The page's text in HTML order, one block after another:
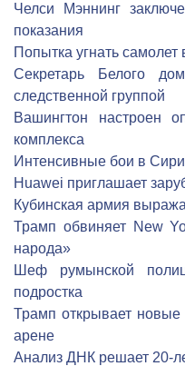
Челси Мэннинг
показания
Попытка угнать самолет
Секретарь Белого
следственной группой
Вашингтон настроен
комплекса
Интенсивные бои в
Huawei приглашает
Кубинская армия
Трамп обвиняет New
народа»
Шеф румынской
подростка
Трамп открывает
арене
Анализ ДНК решает 20-